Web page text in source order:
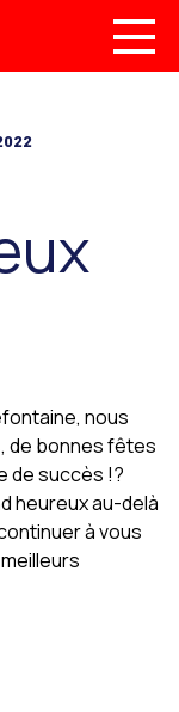
nous
de bonnes fêtes
de succès !?
heureux au-delà
à vous